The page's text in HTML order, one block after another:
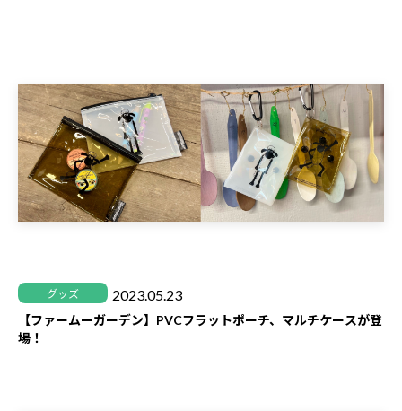
グッズ 2023.05.23
【ファームーガーデン】PVCフラットポーチ、マルチケースが登
場！